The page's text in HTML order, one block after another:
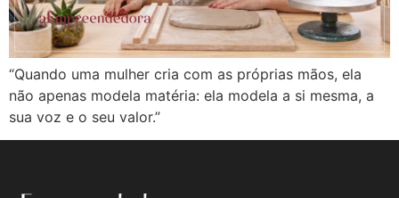
“Quando uma mulher cria com as próprias mãos, ela
não apenas modela matéria: ela modela a si mesma, a
sua voz e o seu valor.”